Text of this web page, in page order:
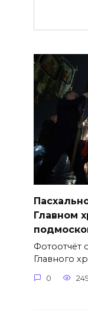
Главном
Фотоотчёт
Главного
0